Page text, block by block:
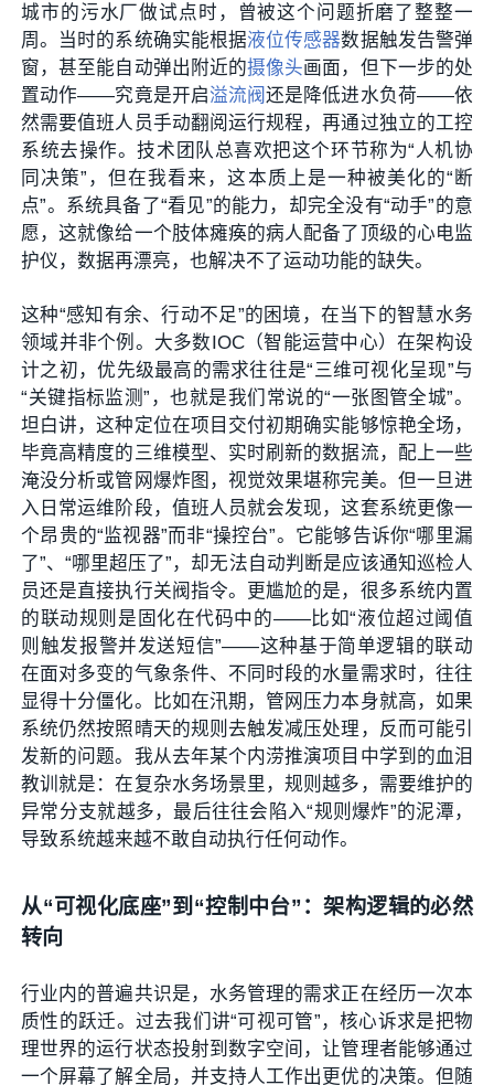
城市的污水厂做试点时，曾被这个问题折磨了整整一
周。当时的系统确实能根据液位传感器数据触发告警弹
窗，甚至能自动弹出附近的摄像头画面，但下一步的处
置动作——究竟是开启溢流阀还是降低进水负荷——依
然需要值班人员手动翻阅运行规程，再通过独立的工控
系统去操作。技术团队总喜欢把这个环节称为“人机协
同决策”，但在我看来，这本质上是一种被美化的“断
点”。系统具备了“看见”的能力，却完全没有“动手”的意
愿，这就像给一个肢体瘫痪的病人配备了顶级的心电监
护仪，数据再漂亮，也解决不了运动功能的缺失。
这种“感知有余、行动不足”的困境，在当下的智慧水务
领域并非个例。大多数IOC（智能运营中心）在架构设
计之初，优先级最高的需求往往是“三维可视化呈现”与
“关键指标监测”，也就是我们常说的“一张图管全城”。
坦白讲，这种定位在项目交付初期确实能够惊艳全场，
毕竟高精度的三维模型、实时刷新的数据流，配上一些
淹没分析或管网爆炸图，视觉效果堪称完美。但一旦进
入日常运维阶段，值班人员就会发现，这套系统更像一
个昂贵的“监视器”而非“操控台”。它能够告诉你“哪里漏
了”、“哪里超压了”，却无法自动判断是应该通知巡检人
员还是直接执行关阀指令。更尴尬的是，很多系统内置
的联动规则是固化在代码中的——比如“液位超过阈值
则触发报警并发送短信”——这种基于简单逻辑的联动
在面对多变的气象条件、不同时段的水量需求时，往往
显得十分僵化。比如在汛期，管网压力本身就高，如果
系统仍然按照晴天的规则去触发减压处理，反而可能引
发新的问题。我从去年某个内涝推演项目中学到的血泪
教训就是：在复杂水务场景里，规则越多，需要维护的
异常分支就越多，最后往往会陷入“规则爆炸”的泥潭，
导致系统越来越不敢自动执行任何动作。
从“可视化底座”到“控制中台”：架构逻辑的必然
转向
行业内的普遍共识是，水务管理的需求正在经历一次本
质性的跃迁。过去我们讲“可视可管”，核心诉求是把物
理世界的运行状态投射到数字空间，让管理者能够通过
一个屏幕了解全局，并支持人工作出更优的决策。但随